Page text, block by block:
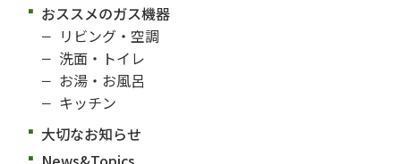
おススメのガス機器
リビング・空調
洗面・トイレ
お湯・お風呂
キッチン
大切なお知らせ